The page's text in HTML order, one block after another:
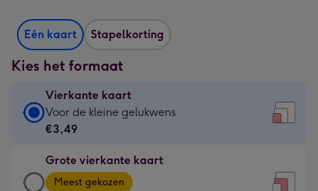
Eén kaart Stapelkorting
Kies het formaat
Vierkante kaart
Vierkante
kaart
€3,49
-
Voor de kleine gelukwens
€3,49
Grote vierkante kaart
Grote
Meest gekozen